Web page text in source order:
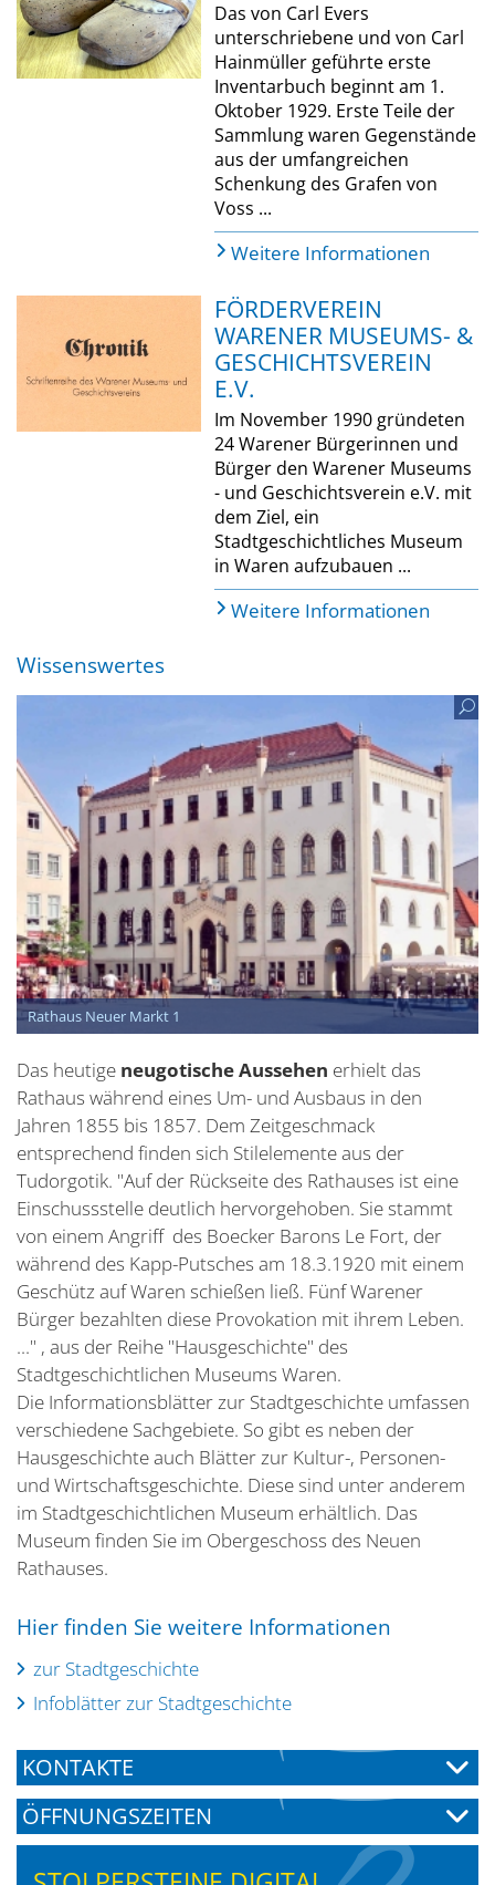
Das von Carl Evers
unterschriebene und von Carl
Hainmüller geführte erste
Inventarbuch beginnt am 1.
Oktober 1929. Erste Teile der
Sammlung waren Gegenstände
aus der umfangreichen
Schenkung des Grafen von
Voss ...
Weitere Informationen
FÖRDERVEREIN
WARENER MUSEUMS- &
GESCHICHTSVEREIN
E.V.
Im November 1990 gründeten
24 Warener Bürgerinnen und
Bürger den Warener Museums
- und Geschichtsverein e.V. mit
dem Ziel, ein
Stadtgeschichtliches Museum
in Waren aufzubauen ...
Weitere Informationen
Wissenswertes
Rathaus Neuer Markt 1
Das heutige neugotische Aussehen erhielt das
Rathaus während eines Um- und Ausbaus in den
Jahren 1855 bis 1857. Dem Zeitgeschmack
entsprechend finden sich Stilelemente aus der
Tudorgotik. "Auf der Rückseite des Rathauses ist eine
Einschussstelle deutlich hervorgehoben. Sie stammt
von einem Angriff des Boecker Barons Le Fort, der
während des Kapp-Putsches am 18.3.1920 mit einem
Geschütz auf Waren schießen ließ. Fünf Warener
Bürger bezahlten diese Provokation mit ihrem Leben.
..." , aus der Reihe "Hausgeschichte" des
Stadtgeschichtlichen Museums Waren.
Die Informationsblätter zur Stadtgeschichte umfassen
verschiedene Sachgebiete. So gibt es neben der
Hausgeschichte auch Blätter zur Kultur-, Personen-
und Wirtschaftsgeschichte. Diese sind unter anderem
im Stadtgeschichtlichen Museum erhältlich. Das
Museum finden Sie im Obergeschoss des Neuen
Rathauses.
Hier finden Sie weitere Informationen
zur Stadtgeschichte
Infoblätter zur Stadtgeschichte
KONTAKTE
ÖFFNUNGSZEITEN